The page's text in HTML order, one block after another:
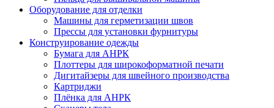
Оборудование для отделки
Машины для герметизации швов
Прессы для установки фурнитуры
Конструирование одежды
Бумага для АНРК
Плоттеры для широкоформатной печати
Дигитайзеры для швейного производства
Картриджи
Плёнка для АНРК